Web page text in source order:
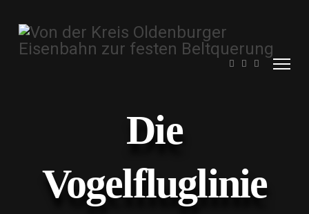
Die
Vogelfluglinie